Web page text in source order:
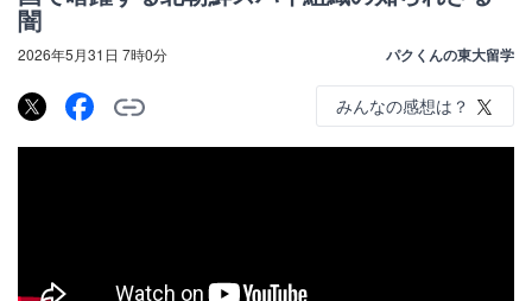
闇
2026年5月31日 7時0分 パクくんの東大留学
みんなの感想は？